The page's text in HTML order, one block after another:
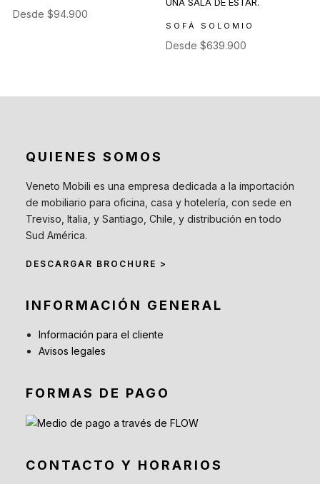
Desde $94.900
SOFÁ SOLOMIO
Desde$639.900
QUIENES SOMOS
Veneto Mobili es una empresa dedicada a la importación
de mobiliario para oficina, casa y hotelería, con sede en
Treviso, Italia, y Santiago, Chile, y distribución en todo
Sud América.
DESCARGAR BROCHURE >
INFORMACIÓN GENERAL
Información para el cliente
Avisos legales
FORMAS DE PAGO
CONTACTO Y HORARIOS